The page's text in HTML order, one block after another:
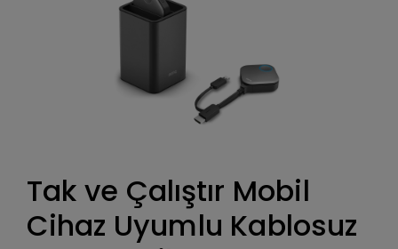
Tak ve Çalıştır Mobil
Cihaz Uyumlu Kablosuz